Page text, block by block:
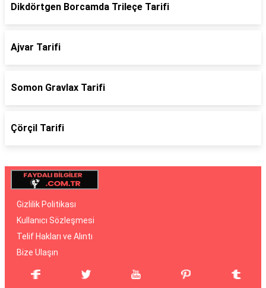
Dikdörtgen Borcamda Trileçe Tarifi
Ajvar Tarifi
Somon Gravlax Tarifi
Çörçil Tarifi
Gizlilik Politikası
Kullanıcı Sözleşmesi
Telif Hakları ve Alıntı
Bize Ulaşın